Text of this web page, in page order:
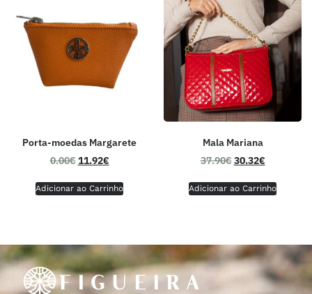
Porta-moedas Margarete
0.00€11.92€
Adicionar ao Carrinho
Mala Mariana
37.90€30.32€
Adicionar ao Carrinho